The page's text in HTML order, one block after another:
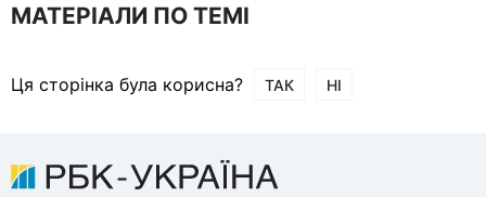
МАТЕРІАЛИ ПО ТЕМІ
Ця сторінка була корисна? ТАК НІ